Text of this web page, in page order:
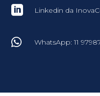
 Linkedin da
 WhatsApp: 11